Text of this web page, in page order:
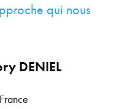
qui nous
DENIEL